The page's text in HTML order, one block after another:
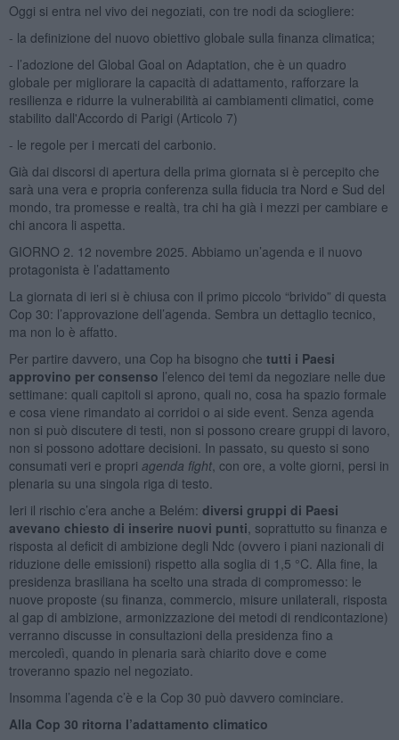
Oggi si entra nel vivo dei negoziati, con tre nodi da sciogliere:
- la definizione del nuovo obiettivo globale sulla finanza climatica;
- l’adozione del Global Goal on Adaptation, che è un quadro
globale per migliorare la capacità di adattamento, rafforzare la
resilienza e ridurre la vulnerabilità ai cambiamenti climatici, come
stabilito dall'Accordo di Parigi (Articolo 7)
- le regole per i mercati del carbonio.
Già dai discorsi di apertura della prima giornata si è percepito che
sarà una vera e propria conferenza sulla fiducia tra Nord e Sud del
mondo, tra promesse e realtà, tra chi ha già i mezzi per cambiare e
chi ancora li aspetta.
GIORNO 2. 12 novembre 2025. Abbiamo un’agenda e il nuovo
protagonista è l’adattamento
La giornata di ieri si è chiusa con il primo piccolo “brivido” di questa
Cop 30: l’approvazione dell’agenda. Sembra un dettaglio tecnico,
ma non lo è affatto.
Per partire davvero, una Cop ha bisogno che tutti i Paesi
approvino per consenso l’elenco dei temi da negoziare nelle due
settimane: quali capitoli si aprono, quali no, cosa ha spazio formale
e cosa viene rimandato ai corridoi o ai side event. Senza agenda
non si può discutere di testi, non si possono creare gruppi di lavoro,
non si possono adottare decisioni. In passato, su questo si sono
consumati veri e propri agenda fight, con ore, a volte giorni, persi in
plenaria su una singola riga di testo.
Ieri il rischio c’era anche a Belém: diversi gruppi di Paesi
avevano chiesto di inserire nuovi punti , soprattutto su finanza e
risposta al deficit di ambizione degli Ndc (ovvero i piani nazionali di
riduzione delle emissioni) rispetto alla soglia di 1,5 °C. Alla fine, la
presidenza brasiliana ha scelto una strada di compromesso: le
nuove proposte (su finanza, commercio, misure unilaterali, risposta
al gap di ambizione, armonizzazione dei metodi di rendicontazione)
verranno discusse in consultazioni della presidenza fino a
mercoledì, quando in plenaria sarà chiarito dove e come
troveranno spazio nel negoziato.
Insomma l’agenda c’è e la Cop 30 può davvero cominciare.
Alla Cop 30 ritorna l’adattamento climatico